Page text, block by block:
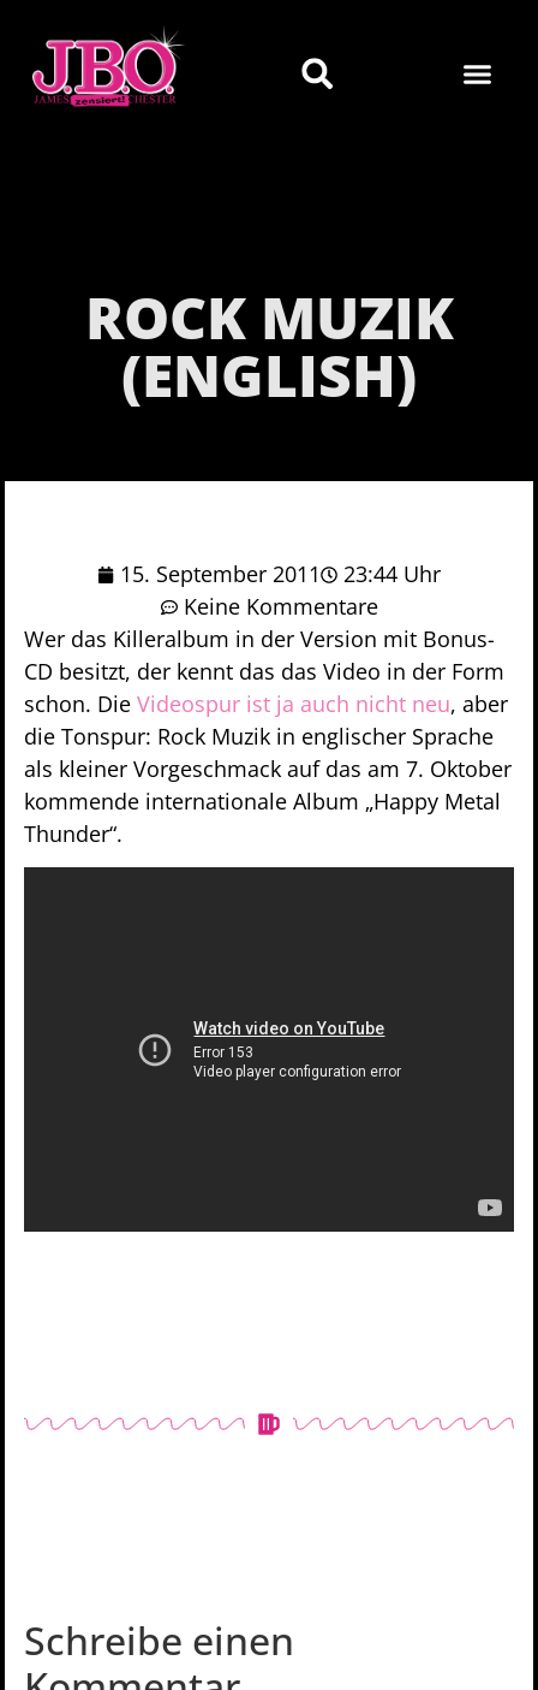
ROCK MUZIK
(ENGLISH)
15. September 2011
23:44 Uhr
Keine Kommentare
Wer das Killeralbum in der Version mit Bonus-
CD besitzt, der kennt das das Video in der Form
schon. Die Videospur ist ja auch nicht neu, aber
die Tonspur: Rock Muzik in englischer Sprache
als kleiner Vorgeschmack auf das am 7. Oktober
kommende internationale Album „Happy Metal
Thunder“.
Schreibe einen